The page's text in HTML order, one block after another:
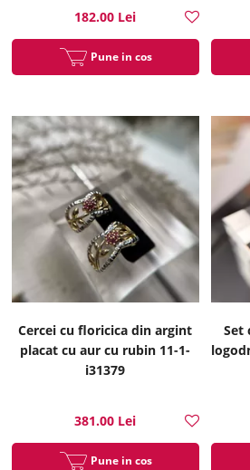
182.00 Lei
Pune in cos
Cercei cu floricica din argint
placat cu aur cu rubin 11-1-
i31379
381.00 Lei
Pune in cos
Set